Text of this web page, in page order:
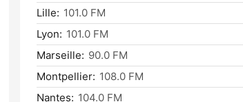
Lille: 101.0 FM
Lyon: 101.0 FM
Marseille: 90.0 FM
Montpellier: 108.0 FM
Nantes: 104.0 FM